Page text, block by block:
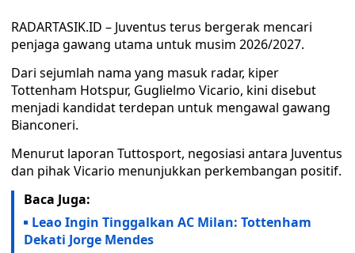
RADARTASIK.ID – Juventus terus bergerak mencari
penjaga gawang utama untuk musim 2026/2027.
Dari sejumlah nama yang masuk radar, kiper
Tottenham Hotspur, Guglielmo Vicario, kini disebut
menjadi kandidat terdepan untuk mengawal gawang
Bianconeri.
Menurut laporan Tuttosport, negosiasi antara Juventus
dan pihak Vicario menunjukkan perkembangan positif.
Baca Juga:
Leao Ingin Tinggalkan AC Milan: Tottenham
Dekati Jorge Mendes